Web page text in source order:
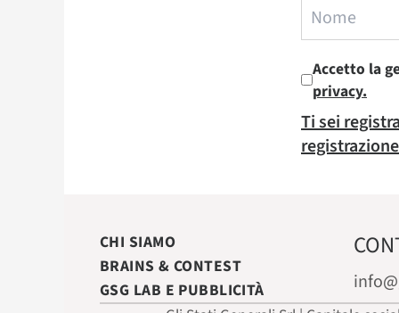
Accetto la
privacy.
Ti sei
CHI SIAMO
BRAINS & CONTEST
GSG LAB E PUBBLICITÀ